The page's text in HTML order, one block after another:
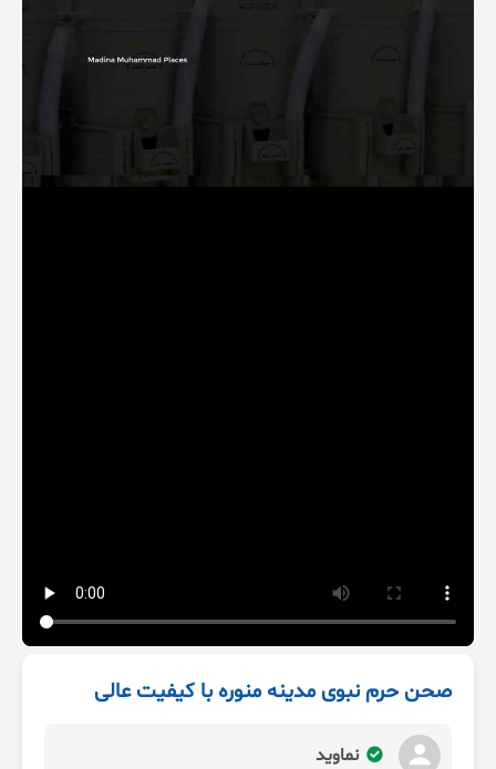
صحن حرم نبوی مدینه منوره با کیفیت عالی
نماوید